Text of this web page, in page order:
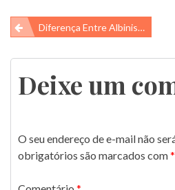
Navegação
de
Post
Diferença Entre Albinismo, Leucismo E Melanismo
Deixe um
O seu endereço de e-mail não
obrigatórios são marcados com*